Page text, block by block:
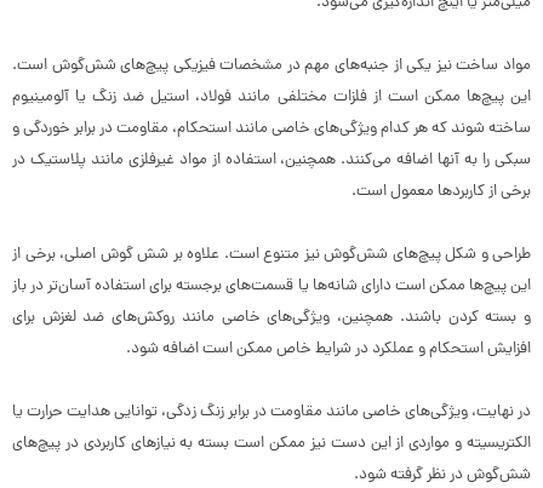
مواد ساخت نیز یکی از جنبه‌های مهم در مشخصات فیزیکی پیچ‌های شش‌گوش است.
این پیچ‌ها ممکن است از فلزات مختلفی مانند فولاد، استیل ضد زنگ یا آلومینیوم
ساخته شوند که هر کدام ویژگی‌های خاصی مانند استحکام، مقاومت در برابر خوردگی و
سبکی را به آنها اضافه می‌کنند. همچنین، استفاده از مواد غیرفلزی مانند پلاستیک در
برخی از کاربردها معمول است.
طراحی و شکل پیچ‌های شش‌گوش نیز متنوع است. علاوه بر شش گوش اصلی، برخی از
این پیچ‌ها ممکن است دارای شانه‌ها یا قسمت‌های برجسته برای استفاده آسان‌تر در باز
و بسته کردن باشند. همچنین، ویژگی‌های خاصی مانند روکش‌های ضد لغزش برای
افزایش استحکام و عملکرد در شرایط خاص ممکن است اضافه شود.
در نهایت، ویژگی‌های خاصی مانند مقاومت در برابر زنگ زدگی، توانایی هدایت حرارت یا
الکتریسیته و مواردی از این دست نیز ممکن است بسته به نیازهای کاربردی در پیچ‌های
شش‌گوش در نظر گرفته شود.